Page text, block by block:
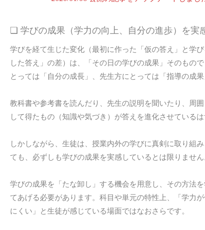
❏ 学びの成果（学力の向上、自分の進歩）を実
学びを経て生じた変化（最初に作った「仮の答え」と学
した答え」の差）は、「その日の学びの成果」そのもの
とっては「自分の成長」、先生方にとっては「指導の成果
教科書や参考書を読んだり、先生の説明を聞いたり、周囲
して得たもの（知識や気づき）が答えを進化させているは
しかしながら、生徒は、授業内外の学びに真剣に取り組
ても、必ずしも学びの成果を実感しているとは限りません
学びの成果を「たな卸し」する機会を用意し、その方法
てあげる必要があります。科目や単元の特性上、「学力
にくい」と生徒が感じている場面ではなおさらです。